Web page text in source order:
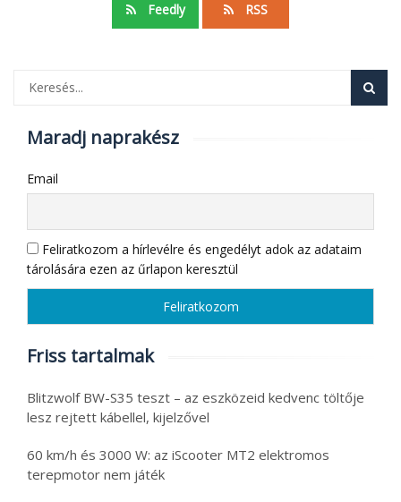
Feedly RSS
Maradj naprakész
Email
Feliratkozom a hírlevélre és engedélyt adok az adataim
tárolására ezen az űrlapon keresztül
Friss tartalmak
Blitzwolf BW-S35 teszt – az eszközeid kedvenc töltője
lesz rejtett kábellel, kijelzővel
60 km/h és 3000 W: az iScooter MT2 elektromos
terepmotor nem játék